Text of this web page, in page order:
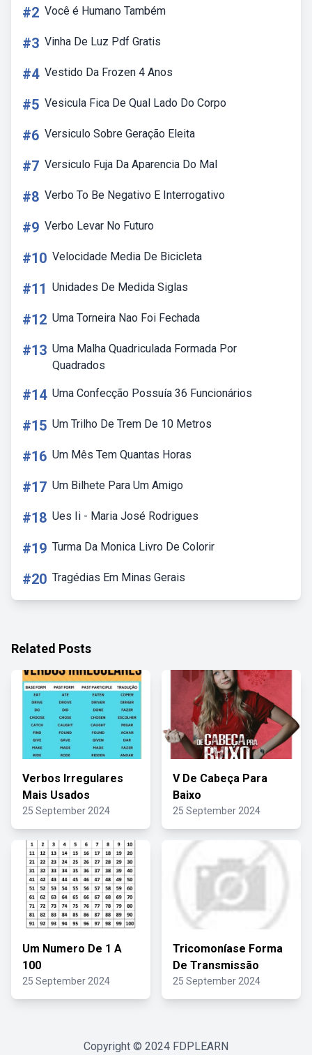
#2 Você é Humano Também
#3 Vinha De Luz Pdf Gratis
#4 Vestido Da Frozen 4 Anos
#5 Vesicula Fica De Qual Lado Do Corpo
#6 Versiculo Sobre Geração Eleita
#7 Versiculo Fuja Da Aparencia Do Mal
#8 Verbo To Be Negativo E Interrogativo
#9 Verbo Levar No Futuro
#10 Velocidade Media De Bicicleta
#11 Unidades De Medida Siglas
#12 Uma Torneira Nao Foi Fechada
#13 Uma Malha Quadriculada Formada Por
Quadrados
#14 Uma Confecção Possuía 36 Funcionários
#15 Um Trilho De Trem De 10 Metros
#16 Um Mês Tem Quantas Horas
#17 Um Bilhete Para Um Amigo
#18 Ues Ii - Maria José Rodrigues
#19 Turma Da Monica Livro De Colorir
#20 Tragédias Em Minas Gerais
Related Posts
Verbos Irregulares
Mais Usados
25 September 2024
V De Cabeça Para
Baixo
25 September 2024
Um Numero De 1 A
100
25 September 2024
Tricomoníase Forma
De Transmissão
25 September 2024
Copyright © 2024 FDPLEARN